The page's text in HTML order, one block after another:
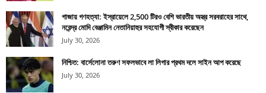
গাজায় গণহত্যা: ইস্রায়েলে 2,500 টিরও বেশি ভারতীয় অস্ত্র সরবরাহের সাথে,
নরেন্দ্র মোদি বেঞ্জামিন নেতানিয়াহুর সহযোগী স্বীকার করেছেন
July 30, 2026
নিশ্চিত: বার্সেলোনা তরুণ সফলভাবে লা লিগার প্রথম দলে সাইন আপ করেছে
July 30, 2026